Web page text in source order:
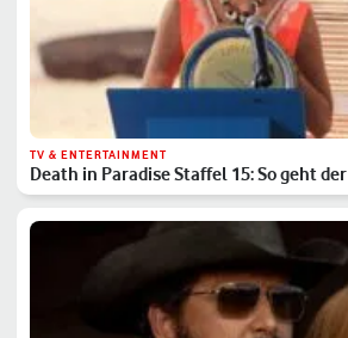
TV & ENTERTAINMENT
Death in Paradise Staffel 15: So geht